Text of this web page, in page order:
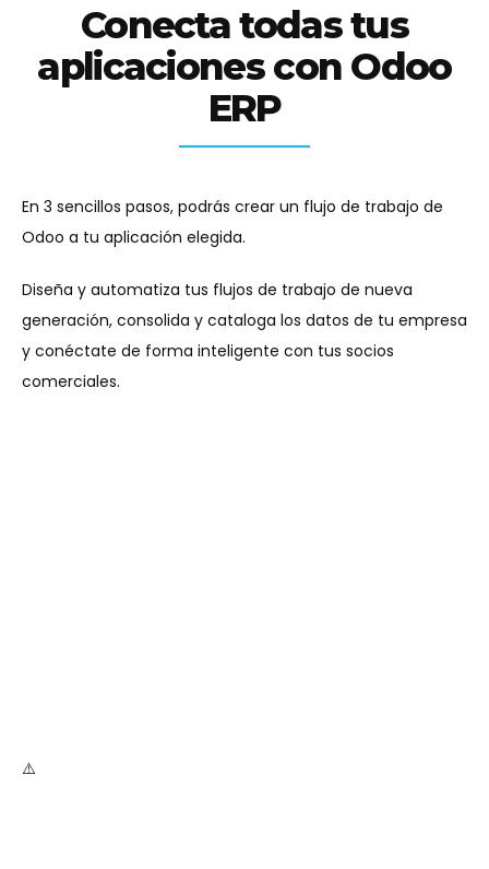
Conecta todas tus
aplicaciones con Odoo
ERP
En 3 sencillos pasos, podrás crear un flujo de trabajo de
Odoo a tu aplicación elegida.
Diseña y automatiza tus flujos de trabajo de nueva
generación, consolida y cataloga los datos de tu empresa
y conéctate de forma inteligente con tus socios
comerciales.